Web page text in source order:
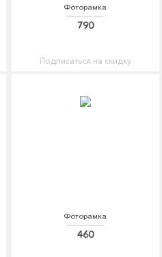
Фоторамка
790
Подписаться на скидку
Фоторамка
460